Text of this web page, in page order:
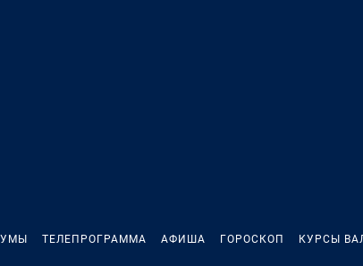
ТЕЛЕПРОГРАММА АФИША ГОРОСКОП КУРСЫ